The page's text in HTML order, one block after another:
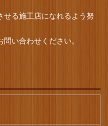
せる施工店になれるよう努
い合わせください。